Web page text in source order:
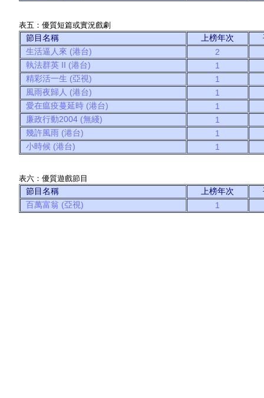
表五：優質短篇或實況戲劇
節目名稱 上榜年次
生活逼人來 (港台)
2
執法群英 II (港台)
1
精彩活一生 (亞視)
1
風雨夜歸人 (港台)
1
愛在瘟疫蔓延時 (港台)
1
廉政行動2004 (無綫)
1
幾許風雨 (港台)
1
小時候 (港台)
1
表六：優質遊戲節目
節目名稱 上榜年次
百萬富翁 (亞視)
1